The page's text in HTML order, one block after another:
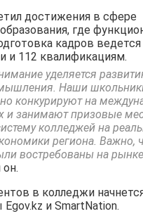
достижения в сфере
где
кадров ведется
и 112 квалификациям.
уделяется
Наши
конкурируют на
и занимают призовые
колледжей на
региона. Важно,
востребованы на
он.
в колледжи
и SmartNation.